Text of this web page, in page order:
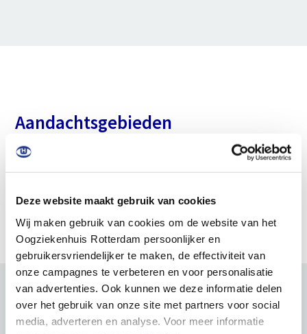
Deze website maakt gebruik van cookies
Wij maken gebruik van cookies om de website van het
Oogziekenhuis Rotterdam persoonlijker en
gebruikersvriendelijker te maken, de effectiviteit van
onze campagnes te verbeteren en voor personalisatie
van advertenties. Ook kunnen we deze informatie delen
over het gebruik van onze site met partners voor social
media, adverteren en analyse. Voor meer informatie
Aandachtsgebieden
Glaucoom